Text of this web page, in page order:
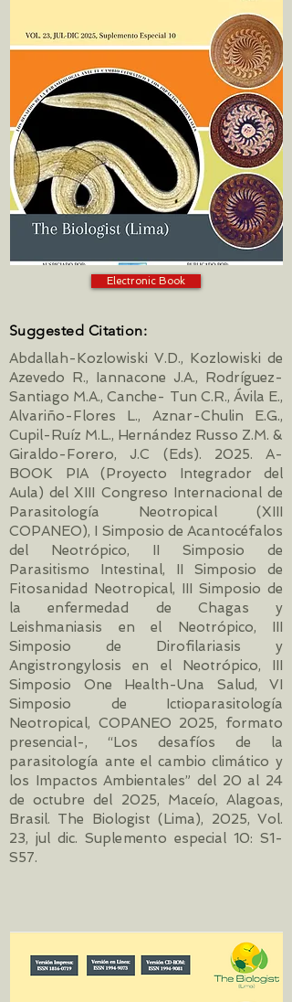
Electronic Book
Suggested Citation:
Abdallah-Kozlowiski V.D., Kozlowiski de
Azevedo R., Iannacone J.A., Rodríguez-
Santiago M.A., Canche- Tun C.R., Ávila E.,
Alvariño-Flores L., Aznar-Chulin E.G.,
Cupil-Ruíz M.L., Hernández Russo Z.M. &
Giraldo-Forero, J.C (Eds). 2025. A-
BOOK PIA (Proyecto Integrador del
Aula) del XIII Congreso Internacional de
Parasitología Neotropical (XIII
COPANEO), I Simposio de Acantocéfalos
del Neotrópico, II Simposio de
Parasitismo Intestinal, II Simposio de
Fitosanidad Neotropical, III Simposio de
la enfermedad de Chagas y
Leishmaniasis en el Neotrópico, III
Simposio de Dirofilariasis y
Angistrongylosis en el Neotrópico, III
Simposio One Health-Una Salud, VI
Simposio de Ictioparasitología
Neotropical, COPANEO 2025, formato
presencial-, “Los desafíos de la
parasitología ante el cambio climático y
los Impactos Ambientales” del 20 al 24
de octubre del 2025, Maceío, Alagoas,
Brasil. The Biologist (Lima), 2025, Vol.
23, jul dic. Suplemento especial 10: S1-
S57.